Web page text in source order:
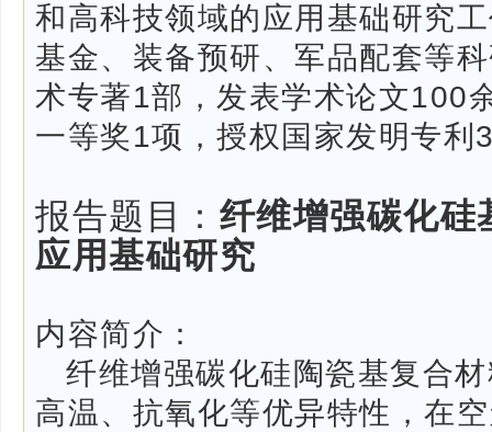
和高科技领域的应用基础研究工
基金、装备预研、军品配套等
术专著1部，发表学术论文100
一等奖1项，授权国家发明专利
报告题目： 纤维增强碳化硅
应用基础研究
内容简介：
纤维增强碳化硅陶瓷基复合
高温、抗氧化等优异特性，在